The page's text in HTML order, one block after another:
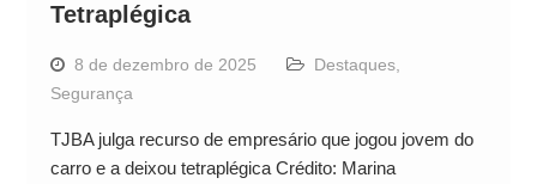
Tetraplégica
8 de dezembro de 2025 Destaques,
Segurança
TJBA julga recurso de empresário que jogou jovem do
carro e a deixou tetraplégica Crédito: Marina